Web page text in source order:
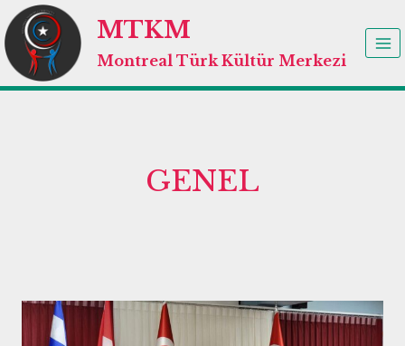
Skip
to
content
MTKM
Montreal Türk Kültür Merkezi
GENEL